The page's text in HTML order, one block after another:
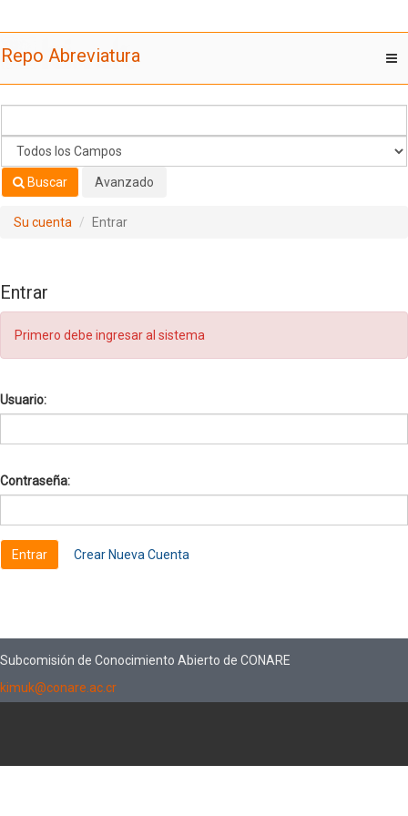
Repo Abreviatura
Buscar Avanzado
Su cuenta Entrar
Entrar
Primero debe ingresar al sistema
Usuario:
Contraseña:
Crear Nueva Cuenta
Subcomisión de Conocimiento Abierto de CONARE
kimuk@conare.ac.cr